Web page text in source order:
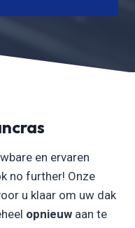
en ervaren
no further! Onze
u klaar om uw dak
opnieuw aan te